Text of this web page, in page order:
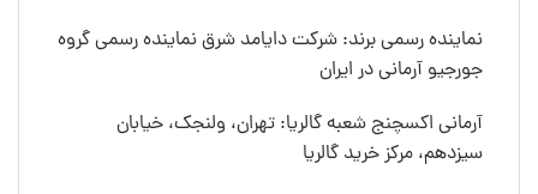
نماینده رسمی برند: شرکت دایامد شرق نماینده رسمی گروه
جورجیو آرمانی در ایران
آرمانی اکسچنج شعبه گالریا: تهران، ولنجک، خیابان
سیزدهم، مرکز خرید گالریا